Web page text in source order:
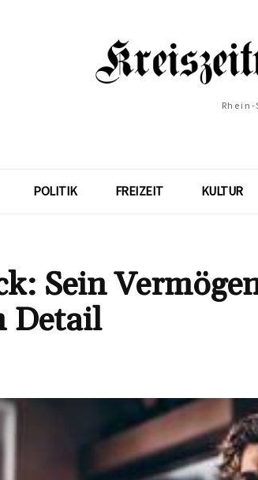
POLITIK FREIZEIT KULTUR
Sein
Detail